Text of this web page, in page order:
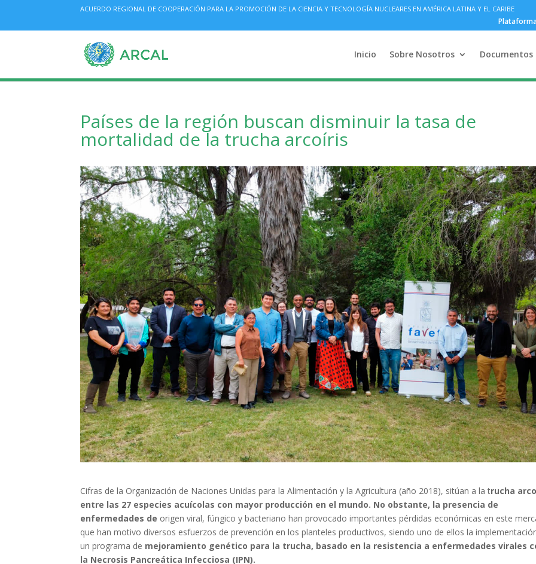
ACUERDO REGIONAL DE COOPERACIÓN PARA LA PROMOCIÓN DE LA CIENCIA Y TECNOLOGÍA NUCLEARES EN AMÉRICA LATINA Y EL CARIBE
Plataforma
Inicio Sobre Nosotros Documentos
Países de la región buscan disminuir la tasa de
mortalidad de la trucha arcoíris
Cifras de la Organización de Naciones Unidas para la Alimentación y la Agricultura (año 2018), sitúan a la trucha
entre las 27 especies acuícolas con mayor producción en el mundo. No obstante, la presencia de
enfermedades de origen viral, fúngico y bacteriano han provocado importantes pérdidas económicas en este
que han motivo diversos esfuerzos de prevención en los planteles productivos, siendo uno de ellos la
un programa de mejoramiento genético para la trucha, basado en la resistencia a enfermedades virales
la Necrosis Pancreática Infecciosa (IPN).